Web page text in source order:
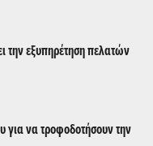
την εξυπηρέτηση πελατών
για να τροφοδοτήσουν την